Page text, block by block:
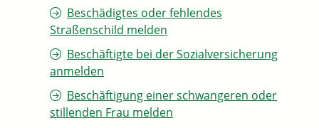
Beschädigtes oder fehlendes
Straßenschild melden
Beschäftigte bei der Sozialversicherung
anmelden
Beschäftigung einer schwangeren oder
stillenden Frau melden